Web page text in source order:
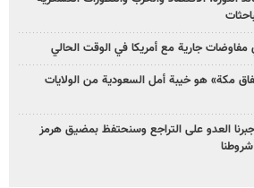
جارية مع أمريكا في الوقت الحالي
مكة» هو خيبة أمل السعودية من الولايات
العدو على التراجع وسنحتفظ بمضيق هرمز